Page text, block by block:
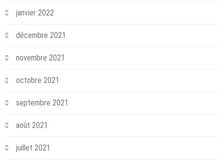
janvier 2022
décembre 2021
novembre 2021
octobre 2021
septembre 2021
août 2021
juillet 2021